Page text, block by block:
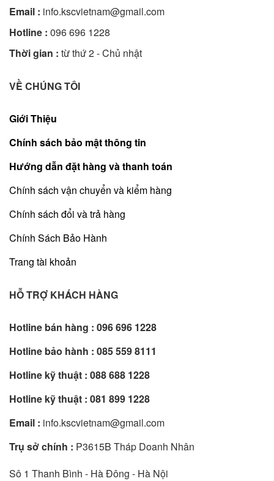
Email : info.kscvietnam@gmail.com
Hotline : 096 696 1228
Thời gian : từ thứ 2 - Chủ nhật
VỀ CHÚNG TÔI
Giới Thiệu
Chính sách bảo mật thông tin
Hướng dẫn đặt hàng và thanh toán
Chính sách vận chuyển và kiểm hàng
Chính sách đổi và trả hàng
Chính Sách Bảo Hành
Trang tài khoản
HỖ TRỢ KHÁCH HÀNG
Hotline bán hàng : 096 696 1228
Hotline bảo hành : 085 559 8111
Hotline kỹ thuật : 088 688 1228
Hotline kỹ thuật : 081 899 1228
Email : info.kscvietnam@gmail.com
Trụ sở chính : P3615B Tháp Doanh Nhân
Sô 1 Thanh Bình - Hà Đông - Hà Nội